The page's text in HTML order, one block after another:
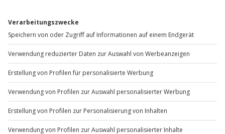
b2b@jochen-schweizer.de
www.b2b.jochen-schweizer.de/
Artikelnummer:15027
Andere Produkte entdecken